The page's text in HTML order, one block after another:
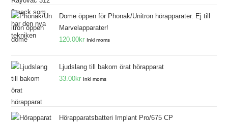
Dome öppen för Phonak/Unitron hörapparater. Ej till
Marvelapparater!
120.00kr Inkl moms
Ljudslang till bakom örat hörapparat
33.00kr Inkl moms
Hörapparatsbatteri Implant Pro/675 CP